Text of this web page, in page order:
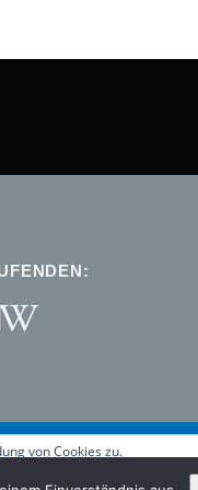
Theme von
von Cookies zu.